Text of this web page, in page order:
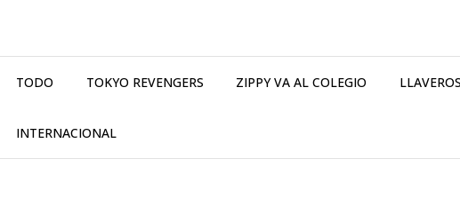
TODO TOKYO REVENGERS ZIPPY VA AL COLEGIO LLAVEROS
INTERNACIONAL